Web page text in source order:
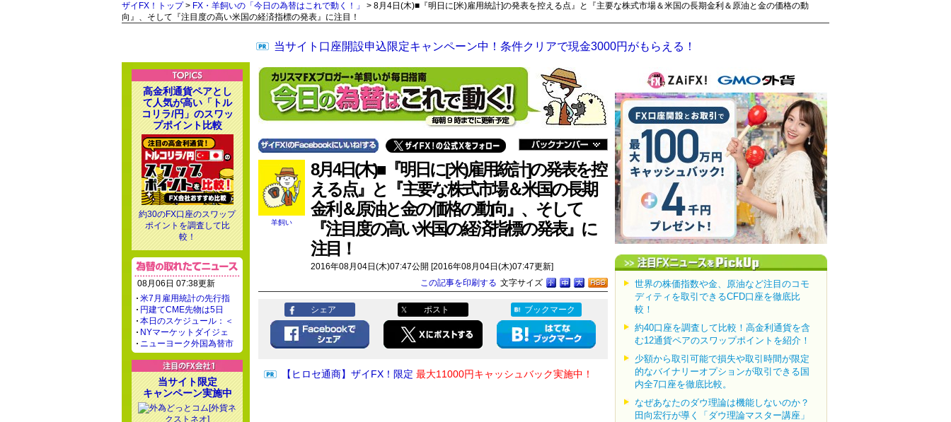
ザイFX！トップ> FX・羊飼いの「今日の為替はこれで動く！」
> 8月4日(木)■『明日に[米)雇用統計]の発表を控える点』と『主要な株式市場＆米国の長期金利＆原油と金の価格の動
向』、そして『注目度の高い米国の経済指標の発表』に注目！
当サイト口座開設申込限定キャンペーン中！条件クリアで現金3000円がもらえる！
羊飼い
8月4日(木)■『明日に[米)雇用統計]の発表を控
える点』と『主要な株式市場＆米国の長期
金利＆原油と金の価格の動向』、そして
『注目度の高い米国の経済指標の発表』に
注目！
2016年08月04日(木)07:47公開 [2016年08月04日(木)07:47更新]
文字サイズ
この記事を印刷する
シェア ポスト ブックマーク
【ヒロセ通商】ザイFX！限定 最大11000円キャッシュバック実施中！
世界の株価指数や金、原油など注目のコモ
ディティを取引できるCFD口座を徹底比
較！
約40口座を調査して比較！高金利通貨を含
む12通貨ペアのスワップポイントを紹介！
少額から取引可能で損失や取引時間が限定
的なバイナリーオプションが取引できる国
内全7口座を徹底比較。
なぜあなたのダウ理論は機能しないのか？
田向宏行が導く「ダウ理論マスター講座」
高金利通貨ペアとし
て人気が高い「トル
コリラ/円」のスワッ
プポイント比較
約30のFX口座のスワップ
ポイントを調査して比
較！
08月06日 07:38更新
米7月雇用統計の先行指
円建てCME先物は5日
本日のスケジュール：＜
NYマーケットダイジェ
ニューヨーク外国為替市
当サイト限定
キャンペーン実施中